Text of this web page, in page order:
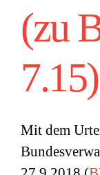
(zu
7.15)
Mit dem